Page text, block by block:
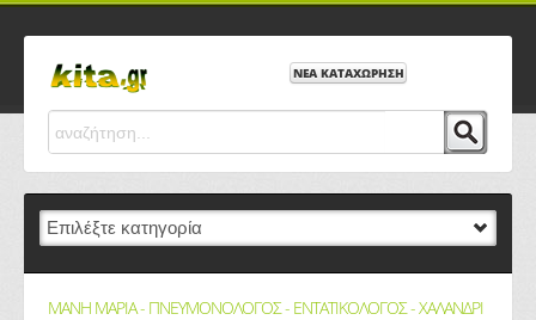
ΝΕΑ ΚΑΤΑΧΩΡΗΣΗ
MANH MAΡΙΑ - ΠΝΕΥΜΟΝΟΛΟΓΟΣ - ΕΝΤΑΤΙΚΟΛΟΓΟΣ - ΧΑΛΑΝΔΡΙ